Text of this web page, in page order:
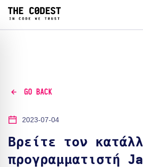
GO BACK
2023-07-04
Βρείτε τον
προγραμματιστή